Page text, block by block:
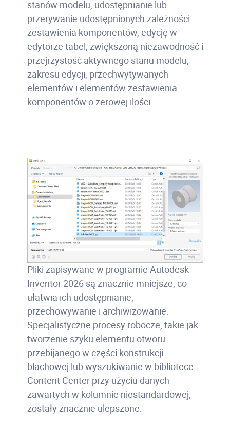
stanów modelu, udostępnianie lub
przerywanie udostępnionych zależności
zestawienia komponentów, edycję w
edytorze tabel, zwiększoną niezawodność i
przejrzystość aktywnego stanu modelu,
zakresu edycji, przechwytywanych
elementów i elementów zestawienia
komponentów o zerowej ilości.
Pliki zapisywane w programie Autodesk
Inventor 2026 są znacznie mniejsze, co
ułatwia ich udostępnianie,
przechowywanie i archiwizowanie.
Specjalistyczne procesy robocze, takie jak
tworzenie szyku elementu otworu
przebijanego w części konstrukcji
blachowej lub wyszukiwanie w bibliotece
Content Center przy użyciu danych
zawartych w kolumnie niestandardowej,
zostały znacznie ulepszone.